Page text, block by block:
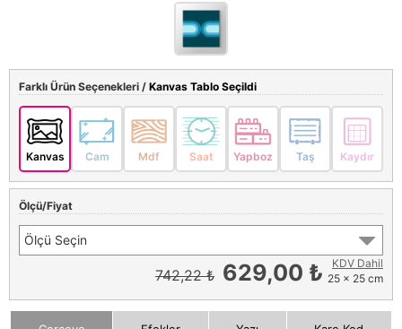
Farklı Ürün Seçenekleri / Kanvas Tablo Seçildi
Kanvas Cam Mdf Saat Yapboz Taş Kaydır
Ölçü/Fiyat
Ölçü Seçin
742,22 ₺ 629,00 ₺
KDV Dahil
25 x 25 cm